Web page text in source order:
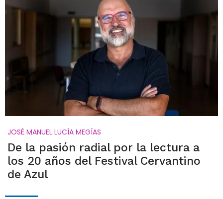
JOSÉ MANUEL LUCÍA MEGÍAS
De la pasión radial por la lectura a
los 20 años del Festival Cervantino
de Azul